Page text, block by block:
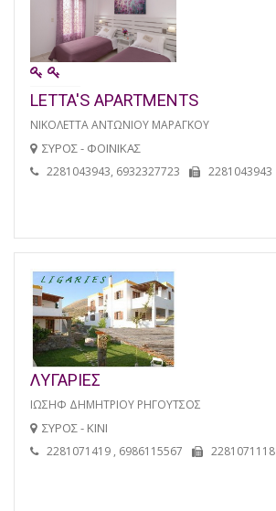
LETTA'S APARTMENTS
ΝΙΚΟΛΕΤΤΑ ΑΝΤΩΝΙΟΥ ΜΑΡΑΓΚΟΥ
ΣΥΡΟΣ - ΦΟΙΝΙΚΑΣ
2281043943, 6932327723 2281043943
ΛΥΓΑΡΙΕΣ
ΙΩΣΗΦ ΔΗΜΗΤΡΙΟΥ ΡΗΓΟΥΤΣΟΣ
ΣΥΡΟΣ - ΚΙΝΙ
2281071419 , 6986115567 2281071118